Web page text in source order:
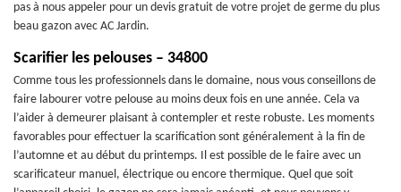
pas à nous appeler pour un devis gratuit de votre projet de germe du plus
beau gazon avec AC Jardin.
Scarifier les pelouses – 34800
Comme tous les professionnels dans le domaine, nous vous conseillons de
faire labourer votre pelouse au moins deux fois en une année. Cela va
l’aider à demeurer plaisant à contempler et reste robuste. Les moments
favorables pour effectuer la scarification sont généralement à la fin de
l’automne et au début du printemps. Il est possible de le faire avec un
scarificateur manuel, électrique ou encore thermique. Quel que soit